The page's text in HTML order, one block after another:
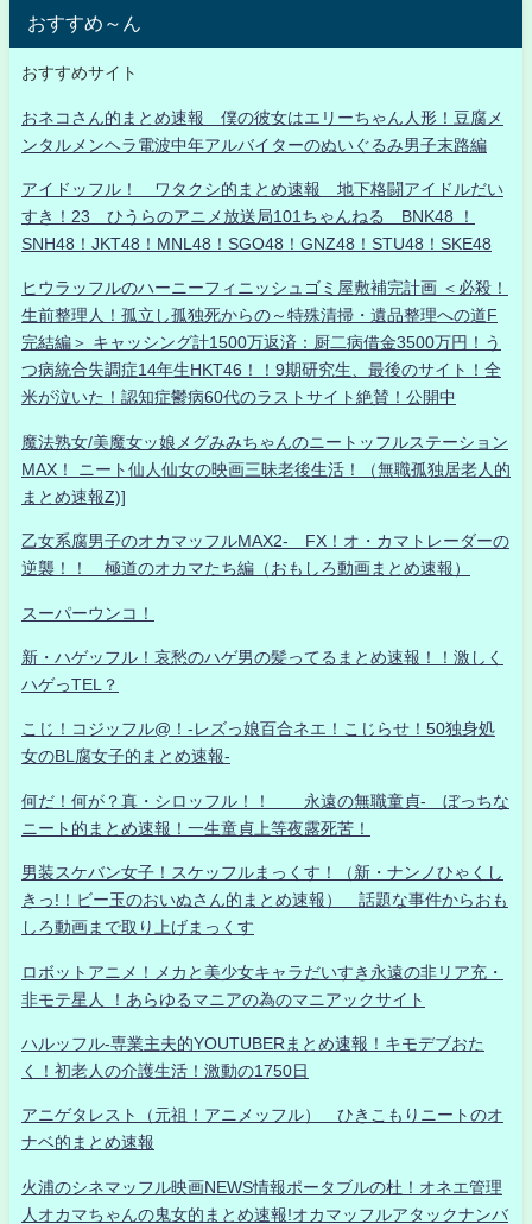
おすすめ～ん
おすすめサイト
おネコさん的まとめ速報 僕の彼女はエリーちゃん人形！豆腐メ
ンタルメンヘラ電波中年アルバイターのぬいぐるみ男子末路編
アイドッフル！ ワタクシ的まとめ速報 地下格闘アイドルだい
すき！23 ひうらのアニメ放送局101ちゃんねる BNK48 ！
SNH48！JKT48！MNL48！SGO48！GNZ48！STU48！SKE48
ヒウラッフルのハーニーフィニッシュゴミ屋敷補完計画 ＜必殺！
生前整理人！孤立し孤独死からの～特殊清掃・遺品整理への道F
完結編＞ キャッシング計1500万返済：厨二病借金3500万円！う
つ病統合失調症14年生HKT46！！9期研究生、最後のサイト！全
米が泣いた！認知症鬱病60代のラストサイト絶賛！公開中
魔法熟女/美魔女ッ娘メグみみちゃんのニートッフルステーション
MAX！ ニート仙人仙女の映画三昧老後生活！（無職孤独居老人的
まとめ速報Z)]
乙女系腐男子のオカマッフルMAX2- FX！オ・カマトレーダーの
逆襲！！ 極道のオカマたち編（おもしろ動画まとめ速報）
スーパーウンコ！
新・ハゲッフル！哀愁のハゲ男の髪ってるまとめ速報！！激しく
ハゲっTEL？
こじ！コジッフル@！-レズっ娘百合ネエ！こじらせ！50独身処
女のBL腐女子的まとめ速報-
何だ！何が？真・シロッフル！！ 永遠の無職童貞- ぼっちな
ニート的まとめ速報！一生童貞上等夜露死苦！
男装スケバン女子！スケッフルまっくす！（新・ナンノひゃくし
きっ!！ビー玉のおいぬさん的まとめ速報） 話題な事件からおも
しろ動画まで取り上げまっくす
ロボットアニメ！メカと美少女キャラだいすき永遠の非リア充・
非モテ星人 ！あらゆるマニアの為のマニアックサイト
ハルッフル-専業主夫的YOUTUBERまとめ速報！キモデブおた
く！初老人の介護生活！激動の1750日
アニゲタレスト（元祖！アニメッフル） ひきこもりニートのオ
ナベ的まとめ速報
火浦のシネマッフル映画NEWS情報ポータブルの杜！オネエ管理
人オカマちゃんの鬼女的まとめ速報!オカマッフルアタックナンバ